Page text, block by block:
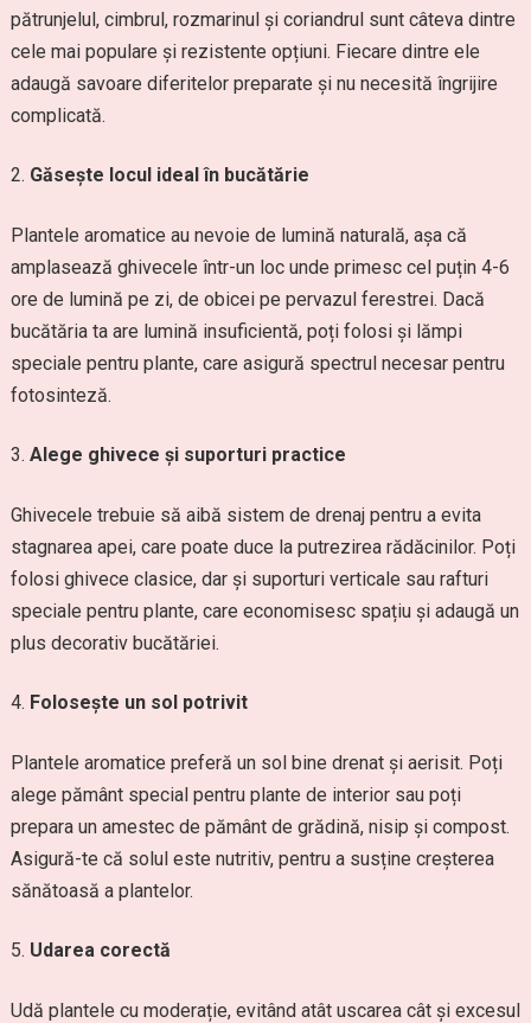
pătrunjelul, cimbrul, rozmarinul și coriandrul sunt câteva dintre
cele mai populare și rezistente opțiuni. Fiecare dintre ele
adaugă savoare diferitelor preparate și nu necesită îngrijire
complicată.
Găsește locul ideal în bucătărie
Plantele aromatice au nevoie de lumină naturală, așa că
amplasează ghivecele într-un loc unde primesc cel puțin 4-6
ore de lumină pe zi, de obicei pe pervazul ferestrei. Dacă
bucătăria ta are lumină insuficientă, poți folosi și lămpi
speciale pentru plante, care asigură spectrul necesar pentru
fotosinteză.
Alege ghivece și suporturi practice
Ghivecele trebuie să aibă sistem de drenaj pentru a evita
stagnarea apei, care poate duce la putrezirea rădăcinilor. Poți
folosi ghivece clasice, dar și suporturi verticale sau rafturi
speciale pentru plante, care economisesc spațiu și adaugă un
plus decorativ bucătăriei.
Folosește un sol potrivit
Plantele aromatice preferă un sol bine drenat și aerisit. Poți
alege pământ special pentru plante de interior sau poți
prepara un amestec de pământ de grădină, nisip și compost.
Asigură-te că solul este nutritiv, pentru a susține creșterea
sănătoasă a plantelor.
Udarea corectă
Udă plantele cu moderație, evitând atât uscarea cât și excesul